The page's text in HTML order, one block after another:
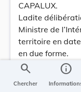
CAPALUX.
Ladite
Ministre de
territoire en
en due forme.
M e r t z i g.-
lieu-dit «in den
search
Chercher
info